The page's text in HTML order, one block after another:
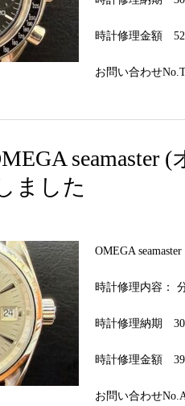
時計修理金額
お問い合わせ
ました
OMEGA
時計修理内容：
時計修理納期 30
時計修理金額
お問い合わせ